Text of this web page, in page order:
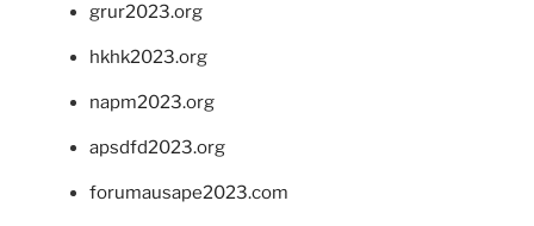
grur2023.org
hkhk2023.org
napm2023.org
apsdfd2023.org
forumausape2023.com